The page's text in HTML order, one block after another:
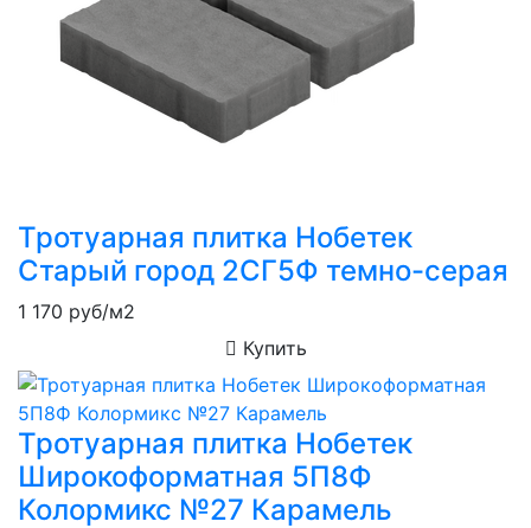
Тротуарная плитка Нобетек
Старый город 2СГ5Ф темно-серая
1 170 руб/м2
Купить
Тротуарная плитка Нобетек
Широкоформатная 5П8Ф
Колормикс №27 Карамель